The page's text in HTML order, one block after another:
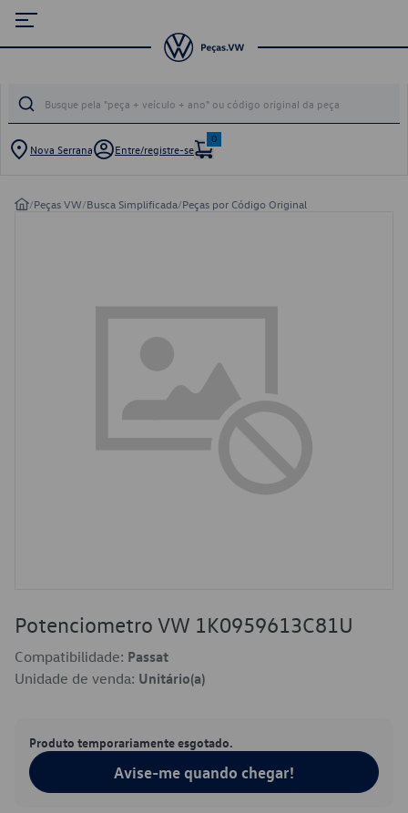
Nova Serrana Entre/registre-se
0
/Peças VW/Busca Simplificada/Peças por Código Original
Potenciometro VW 1K0959613C81U
Compatibilidade: Passat
Unidade de venda: Unitário(a)
Produto temporariamente esgotado.
Avise-me quando chegar!